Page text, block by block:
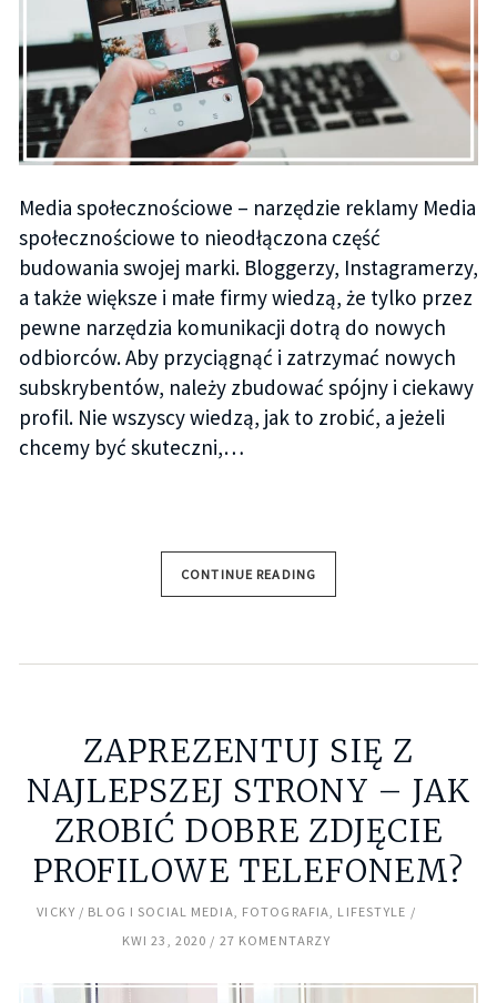
Media społecznościowe – narzędzie reklamy Media
społecznościowe to nieodłączona część
budowania swojej marki. Bloggerzy, Instagramerzy,
a także większe i małe firmy wiedzą, że tylko przez
pewne narzędzia komunikacji dotrą do nowych
odbiorców. Aby przyciągnąć i zatrzymać nowych
subskrybentów, należy zbudować spójny i ciekawy
profil. Nie wszyscy wiedzą, jak to zrobić, a jeżeli
chcemy być skuteczni,…
CONTINUE READING
ZAPREZENTUJ SIĘ Z
NAJLEPSZEJ STRONY – JAK
ZROBIĆ DOBRE ZDJĘCIE
PROFILOWE TELEFONEM?
VICKY BLOG I SOCIAL MEDIA, FOTOGRAFIA, LIFESTYLE
KWI 23, 2020
27 KOMENTARZY